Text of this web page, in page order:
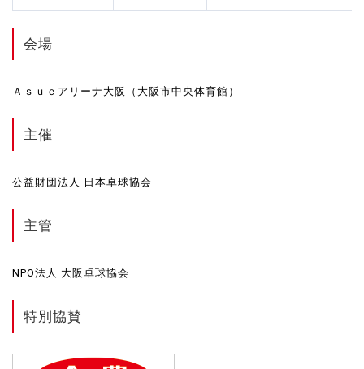
会場
Ａｓｕｅアリーナ大阪（大阪市中央体育館）
主催
公益財団法人 日本卓球協会
主管
NPO法人 大阪卓球協会
特別協賛